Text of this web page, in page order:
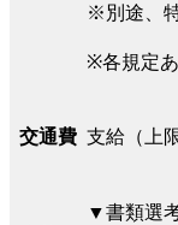
※別途、
※各規定あ
交通費 支給（上
▼書類選